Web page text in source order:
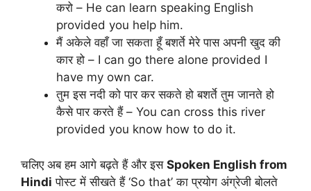
करो – He can learn speaking English
provided you help him.
मैं अकेले वहाँ जा सकता हूँ बशर्ते मेरे पास अपनी खुद की
कार हो – I can go there alone provided I
have my own car.
तुम इस नदी को पार कर सकते हो बशर्ते तुम जानते हो
कैसे पार करते हैं – You can cross this river
provided you know how to do it.
चलिए अब हम आगे बढ़ते हैं और इस Spoken English from
Hindi पोस्ट में सीखते हैं ‘So that’ का प्रयोग अंग्रेजी बोलते